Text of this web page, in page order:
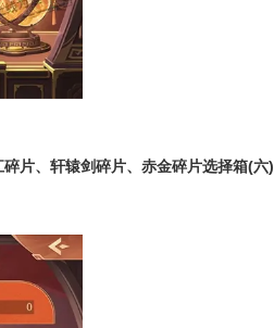
碎片、轩辕剑碎片、赤金碎片选择箱(六)